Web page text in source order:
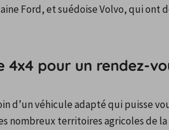
Ford, et suédoise Volvo, qui ont
pour un rendez-
d’un véhicule adapté qui puisse
nombreux territoires agricoles de la